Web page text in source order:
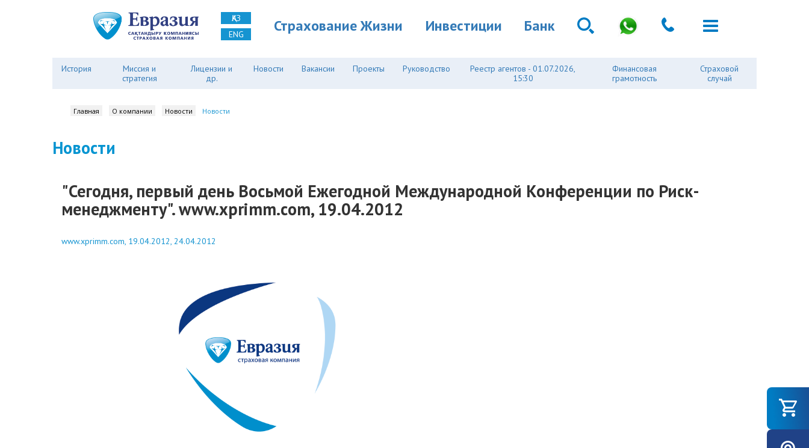
ҚАЗ
ENG
Страхование Жизни Инвестиции Банк
История
Миссия и
стратегия
Лицензии и
др.
Новости Вакансии Проекты Руководство
Реестр агентов - 01.07.2026,
15:30
Финансовая
грамотность
Страховой
случай
Главная О компании Новости Новости
Новости
"Сегодня, первый день Восьмой Ежегодной Международной Конференции по Риск-
менеджменту". www.xprimm.com, 19.04.2012
www.xprimm.com, 19.04.2012, 24.04.2012